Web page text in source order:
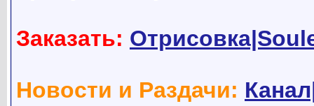
Заказать:
Новости и Раздачи: